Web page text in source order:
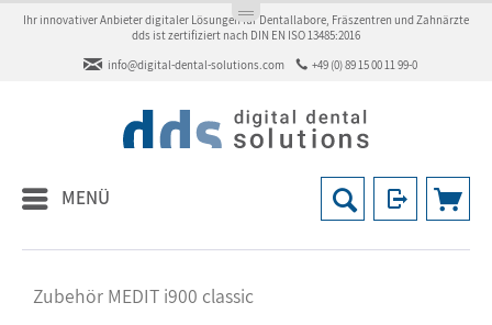
Ihr innovativer Anbieter digitaler Lösungen für Dentallabore, Fräszentren und Zahnärzte
dds ist zertifiziert nach DIN EN ISO 13485:2016
info@digital-dental-solutions.com
+49 (0) 89 15 00 11 99-0
MENÜ
Zubehör MEDIT i900 classic